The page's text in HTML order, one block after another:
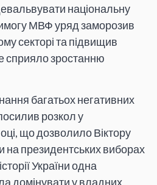
національну
МВФ уряд заморозив
секторі та підвищив
сприяло зростанню
багатьох негативних
розкол у
що дозволило Віктору
на президентських виборах
України одна
домінувати у владних